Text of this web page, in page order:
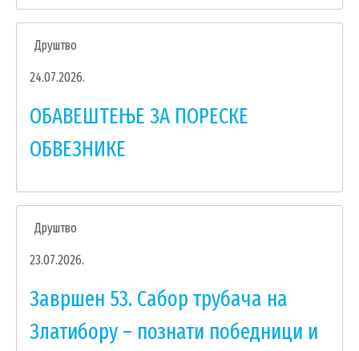
ВАЖНИ ТЕЛЕФОНИ
SEARCH
FORM
ПРЕТРАЖИ
Друштво
24.07.2026.
ОБАВЕШТЕЊЕ ЗА ПОРЕСКЕ
ОБВЕЗНИКЕ
Друштво
23.07.2026.
Завршен 53. Сабор трубача на
Златибору – познати победници и